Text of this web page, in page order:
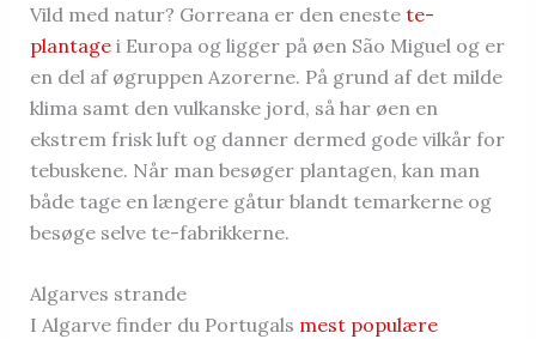
Vild med natur? Gorreana er den eneste te-
plantagei Europa og ligger på øen São Miguel og er
en del af øgruppen Azorerne. På grund af det milde
klima samt den vulkanske jord, så har øen en
ekstrem frisk luft og danner dermed gode vilkår for
tebuskene. Når man besøger plantagen, kan man
både tage en længere gåtur blandt temarkerne og
besøge selve te-fabrikkerne.
Algarves strande
I Algarve finder du Portugals mest populære